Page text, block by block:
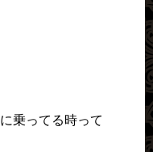
乗ってる時って